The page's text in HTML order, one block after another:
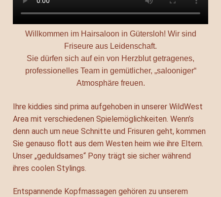
Willkommen im Hairsaloon in Gütersloh! Wir sind
Friseure aus Leidenschaft.
Sie dürfen sich auf ein von Herzblut getragenes,
professionelles Team in gemütlicher, „salooniger“
Atmosphäre freuen.
Ihre kiddies sind prima aufgehoben in unserer WildWest
Area mit verschiedenen Spielemöglichkeiten. Wenn’s
denn auch um neue Schnitte und Frisuren geht, kommen
Sie genauso flott aus dem Westen heim wie ihre Eltern.
Unser „geduldsames“ Pony trägt sie sicher während
ihres coolen Stylings.
Entspannende Kopfmassagen gehören zu unserem